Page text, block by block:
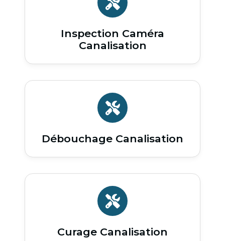
Inspection Caméra
Canalisation
Débouchage Canalisation
Curage Canalisation